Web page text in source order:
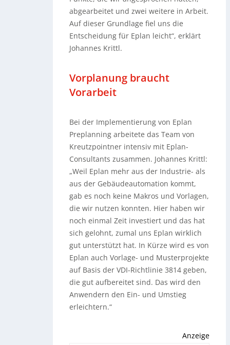
abgearbeitet und zwei weitere in Arbeit.
Auf dieser Grundlage fiel uns die
Entscheidung für Eplan leicht“, erklärt
Johannes Krittl.
Vorplanung braucht
Vorarbeit
Bei der Implementierung von Eplan
Preplanning arbeitete das Team von
Kreutzpointner intensiv mit Eplan-
Consultants zusammen. Johannes Krittl:
„Weil Eplan mehr aus der Industrie- als
aus der Gebäudeautomation kommt,
gab es noch keine Makros und Vorlagen,
die wir nutzen konnten. Hier haben wir
noch einmal Zeit investiert und das hat
sich gelohnt, zumal uns Eplan wirklich
gut unterstützt hat. In Kürze wird es von
Eplan auch Vorlage- und Musterprojekte
auf Basis der VDI-Richtlinie 3814 geben,
die gut aufbereitet sind. Das wird den
Anwendern den Ein- und Umstieg
erleichtern.“
Anzeige